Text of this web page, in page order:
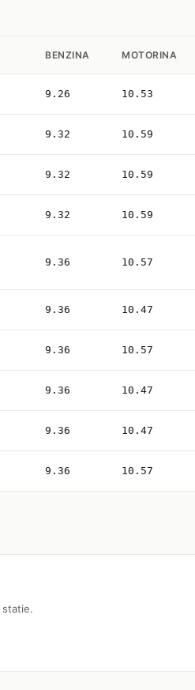
BENZINA MOTORINA
9.26 10.53
9.32 10.59
9.32 10.59
9.32 10.59
9.36 10.57
9.36 10.47
9.36 10.57
9.36 10.47
9.36 10.47
9.36 10.57